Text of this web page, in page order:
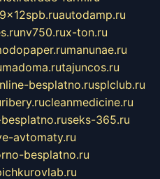
autodamp.ru
nv750.rux-ton.ru
manunae.ru
madoma.rutajuncos.ru
besplatno.rusplclub.ru
ribery.rucleanmedicine.ru
seks-365.ru
avtomaty.ru
besplatno.ru